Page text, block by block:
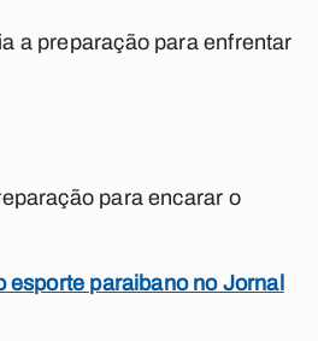
a preparação para enfrentar
para encarar o
esporte paraibano no Jornal